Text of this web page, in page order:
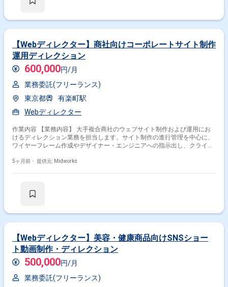
【Webディレクター】商社向けコーポレートサイト制作
運用ディレクション
600,000円/月
業務委託(フリーランス)
東京都
有楽町駅
Webディレクター
作業内容 【業務内容】 大手複合商社のウェブサイト制作および運用にお
けるディレクション業務を担当します。サイト制作の進行管理を中心に、
ワイヤーフレーム作成やデザイナー・エンジニアへの指示出し、クライア
との定例会議に参加し、課題整理や進捗確認を実施します。既存サイトの
計、作成 ・デザイナー、エンジニアへの指示出し、進捗管理 ・クライア
5ヶ月前・ 提供元: Midworks
【Webディレクター】美容・健康商品向けSNSショー
ト動画制作・ディレクション
500,000円/月
業務委託(フリーランス)